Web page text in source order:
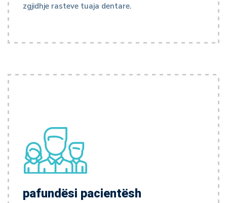
zgjidhje rasteve tuaja dentare.
pafundësi pacientësh